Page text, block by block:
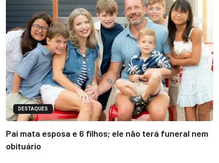
DESTAQUES
Pai mata esposa e 6 filhos; ele não terá funeral nem
obituário